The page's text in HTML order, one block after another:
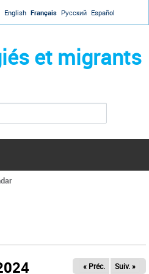
navigation
English Français Русский Español
et migrants
« Préc. Suiv. »